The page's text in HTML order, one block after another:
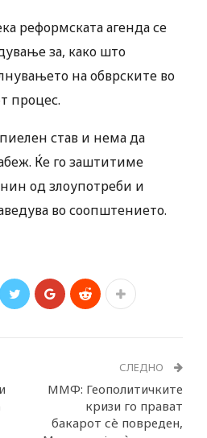
реформската агенда се
за, како што
на обврските во
процес.
став и нема да
Ќе го заштитиме
од злоупотреби и
во соопштението.
СЛЕДНО
ММФ: Геополитичките
кризи го прават
бакарот сè повреден,